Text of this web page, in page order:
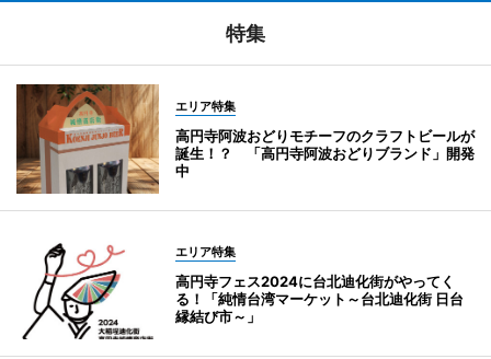
特集
エリア特集
高円寺阿波おどりモチーフのクラフトビールが
誕生！？ 「高円寺阿波おどりブランド」開発
中
エリア特集
高円寺フェス2024に台北迪化街がやってく
る！「純情台湾マーケット～台北迪化街 日台
縁結び市～」